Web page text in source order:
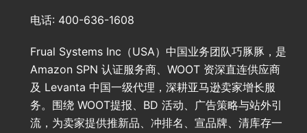
电话: 400-636-1608
Frual Systems Inc（USA）中国业务团队巧豚豚，是
Amazon SPN 认证服务商、WOOT 资深直连供应商
及 Levanta 中国一级代理，深耕亚马逊卖家增长服
务。围绕 WOOT提报、BD 活动、广告策略与站外引
流，为卖家提供推新品、冲排名、宣品牌、清库存一